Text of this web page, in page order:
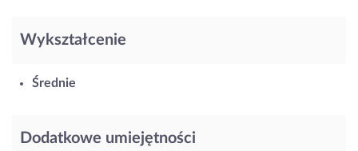
Wykształcenie
Średnie
Dodatkowe umiejętności